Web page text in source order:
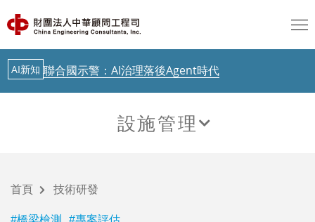
AI新知 聯合國示警：AI治理落後Agent時代
最新消息 中華顧問工程司「公路橋梁檢測人員培訓」今起跑
中華顧問工程司「公路橋梁檢測人員培訓」今起跑
設施管理
首頁
技術研發